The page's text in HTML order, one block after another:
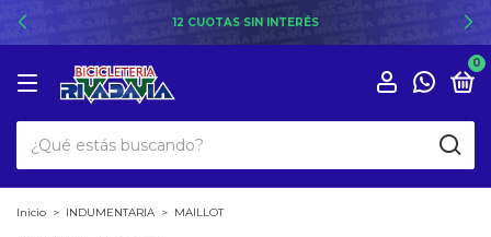
12 CUOTAS SIN INTERÉS
0
Inicio > INDUMENTARIA > MAILLOT